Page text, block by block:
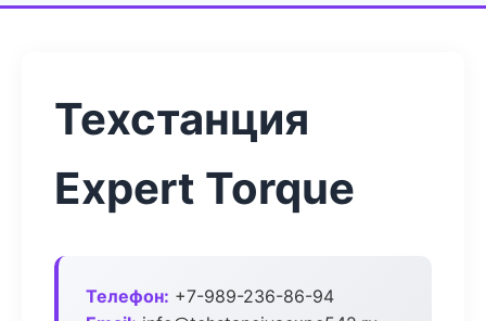
Техстанция
Expert Torque
Телефон: +7-989-236-86-94